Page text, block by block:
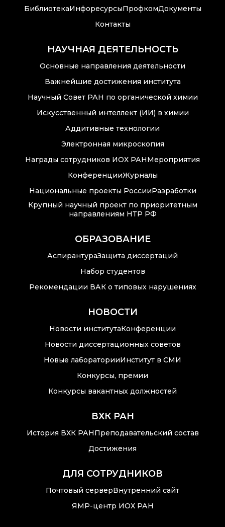
БиблиотекаИнфоресурсыПрофкомДокументы
Контакты
НАУЧНАЯ ДЕЯТЕЛЬНОСТЬ
Основные направления деятельности
Важнейшие достижения института
Научный Совет РАН по органической химии
Искусственный интеллект (ИИ) в химии
Аддитивные технологии
Электронная микроскопия
Награды сотрудников ИОХ РАНМероприятия
КонференцииЖурналы
Национальные проекты РоссииРазработки
Крупный научный проект по приоритетным
направлениям НТР РФ
ОБРАЗОВАНИЕ
АспирантураЗащита диссертаций
Набор студентов
Рекомендации ВАК о типовых нарушениях
НОВОСТИ
Новости институтаКонференции
Новости диссертационных советов
Новые лабораторииИнститут в СМИ
Конкурсы, премии
Конкурсы вакантных должностей
ВХК РАН
История ВХК РАНПреподавательский состав
Достижения
ДЛЯ СОТРУДНИКОВ
Почтовый серверВнутренний сайт
ЯМР-центр ИОХ РАН